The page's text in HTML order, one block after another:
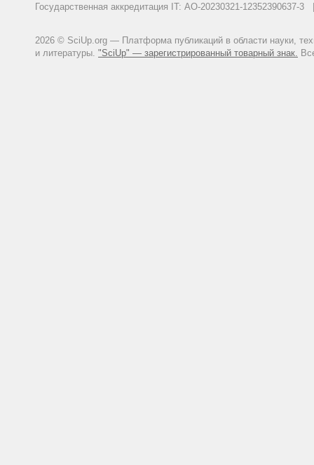
Государственная аккредитация IT: АО-20230321-
2026 © SciUp.org — Платформа публикаций в области науки,
и литературы. "SciUp" — зарегистрированный товарный знак.